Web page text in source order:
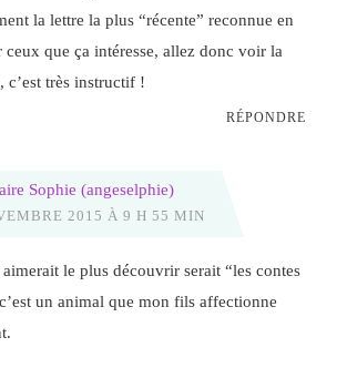
la lettre la plus “récente” reconnue en
que ça intéresse, allez donc voir la
c’est très instructif !
RÉPONDRE
Sophie (angeselphie)
2015 À 9 H 55 MIN
le plus découvrir serait “les contes
un animal que mon fils affectionne